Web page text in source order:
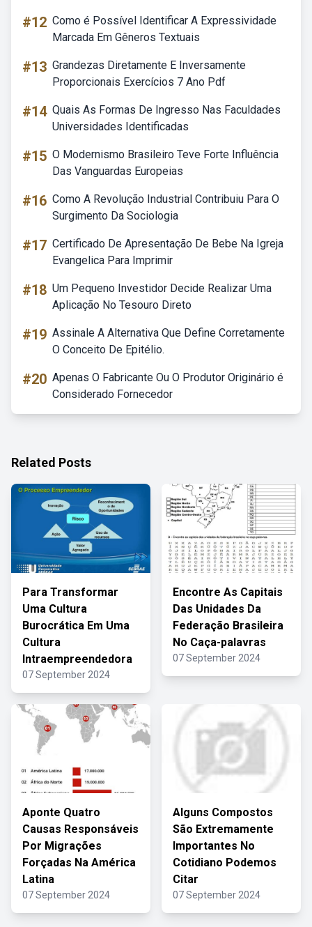
#12 Como é Possível Identificar A Expressividade
Marcada Em Gêneros Textuais
#13 Grandezas Diretamente E Inversamente
Proporcionais Exercícios 7 Ano Pdf
#14 Quais As Formas De Ingresso Nas Faculdades
Universidades Identificadas
#15 O Modernismo Brasileiro Teve Forte Influência
Das Vanguardas Europeias
#16 Como A Revolução Industrial Contribuiu Para O
Surgimento Da Sociologia
#17 Certificado De Apresentação De Bebe Na Igreja
Evangelica Para Imprimir
#18 Um Pequeno Investidor Decide Realizar Uma
Aplicação No Tesouro Direto
#19 Assinale A Alternativa Que Define Corretamente
O Conceito De Epitélio.
#20 Apenas O Fabricante Ou O Produtor Originário é
Considerado Fornecedor
Related Posts
Para Transformar
Uma Cultura
Burocrática Em Uma
Cultura
Intraempreendedora
07 September 2024
Encontre As Capitais
Das Unidades Da
Federação Brasileira
No Caça-palavras
07 September 2024
Aponte Quatro
Causas Responsáveis
Por Migrações
Forçadas Na América
Latina
07 September 2024
Alguns Compostos
São Extremamente
Importantes No
Cotidiano Podemos
Citar
07 September 2024